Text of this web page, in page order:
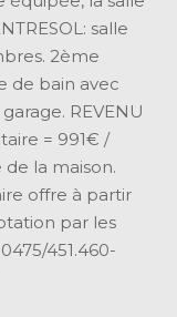
salle
2ème
de bain avec
REVENU
= 991€ /
de la maison.
offre à partir
par les
451.460-